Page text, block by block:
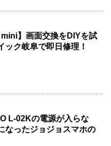
mini】画面交換をDIYを試
ック岐阜で即日修理！
L-02Kの電源が入らな
なったジョジョスマホの